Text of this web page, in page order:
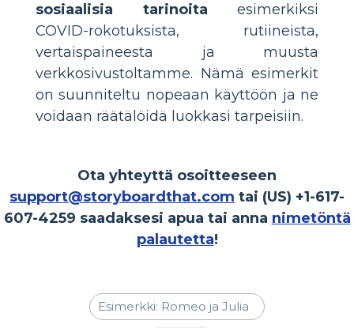
sosiaalisia tarinoita esimerkiksi
COVID-rokotuksista, rutiineista,
vertaispaineesta ja muusta
verkkosivustoltamme. Nämä esimerkit
on suunniteltu nopeaan käyttöön ja ne
voidaan räätälöidä luokkasi tarpeisiin.
Ota yhteyttä osoitteeseen
support@storyboardthat.com tai (US) +1-617-
607-4259 saadaksesi apua tai anna nimetöntä
palautetta!